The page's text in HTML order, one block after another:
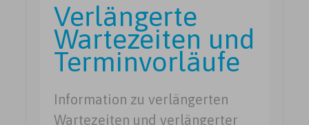
Verlängerte
Wartezeiten und
Terminvorläufe
Information zu verlängerten
Wartezeiten und verlängerter